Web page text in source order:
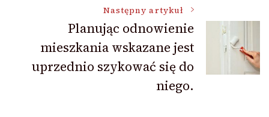
Następny artykuł
Planując odnowienie
mieszkania wskazane jest
uprzednio szykować się do
niego.